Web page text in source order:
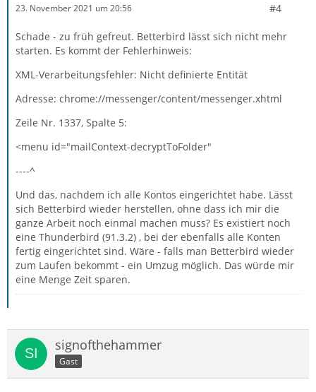
23. November 2021 um 20:56 #4
Schade - zu früh gefreut. Betterbird lässt sich nicht mehr
starten. Es kommt der Fehlerhinweis:
XML-Verarbeitungsfehler: Nicht definierte Entität
Adresse: chrome://messenger/content/messenger.xhtml
Zeile Nr. 1337, Spalte 5:
<menu id="mailContext-decryptToFolder"
----^
Und das, nachdem ich alle Kontos eingerichtet habe. Lässt
sich Betterbird wieder herstellen, ohne dass ich mir die
ganze Arbeit noch einmal machen muss? Es existiert noch
eine Thunderbird (91.3.2) , bei der ebenfalls alle Konten
fertig eingerichtet sind. Wäre - falls man Betterbird wieder
zum Laufen bekommt - ein Umzug möglich. Das würde mir
eine Menge Zeit sparen.
signofthehammer
Gast